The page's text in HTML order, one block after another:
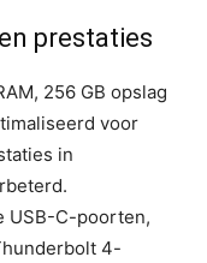
prestaties
256 GB opslag
voor
in
USB-C-poorten,
4-